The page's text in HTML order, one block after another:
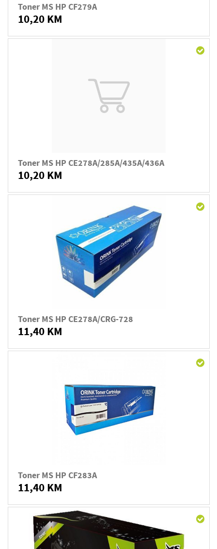
Toner MS HP CF279A
10,20 KM
Toner MS HP CE278A/285A/435A/436A
10,20 KM
Toner MS HP CE278A/CRG-728
11,40 KM
Toner MS HP CF283A
11,40 KM